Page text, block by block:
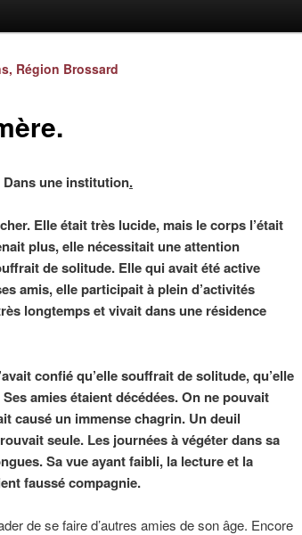
Région Brossard
Dans une institution.
Elle était très lucide, mais le corps l’était
plus, elle nécessitait une attention
de solitude. Elle qui avait été active
amis, elle participait à plein d’activités
longtemps et vivait dans une résidence
confié qu’elle souffrait de solitude, qu’elle
amies étaient décédées. On ne pouvait
causé un immense chagrin. Un deuil
seule. Les journées à végéter dans sa
Sa vue ayant faibli, la lecture et la
faussé compagnie.
de se faire d’autres amies de son âge. Encore